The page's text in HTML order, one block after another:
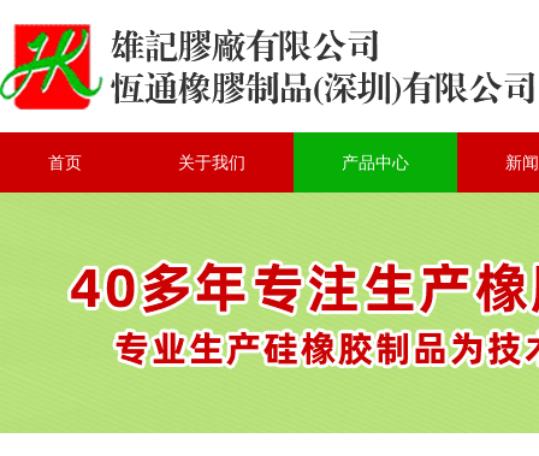
首页 关于我们 产品中心 新